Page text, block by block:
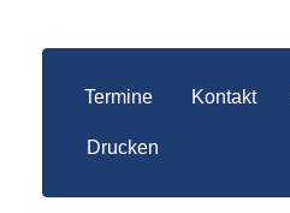
Termine Kontakt
Drucken